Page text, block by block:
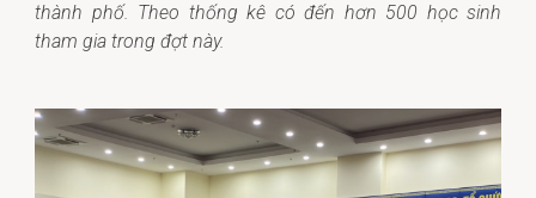
thành phố. Theo thống kê có đến hơn 500 học sinh
tham gia trong đợt này.